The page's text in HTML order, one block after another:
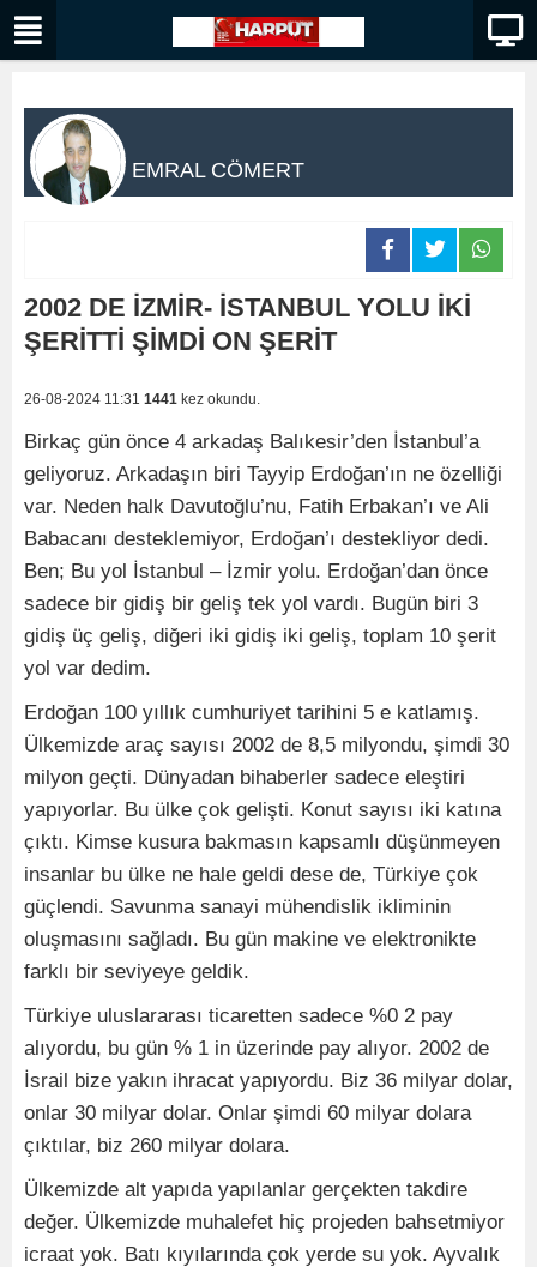
EMRAL CÖMERT
2002 DE İZMİR- İSTANBUL YOLU İKİ
ŞERİTTİ ŞİMDİ ON ŞERİT
26-08-2024 11:31 1441 kez okundu.
Birkaç gün önce 4 arkadaş Balıkesir’den İstanbul’a
geliyoruz. Arkadaşın biri Tayyip Erdoğan’ın ne özelliği
var. Neden halk Davutoğlu’nu, Fatih Erbakan’ı ve Ali
Babacanı desteklemiyor, Erdoğan’ı destekliyor dedi.
Ben; Bu yol İstanbul – İzmir yolu. Erdoğan’dan önce
sadece bir gidiş bir geliş tek yol vardı. Bugün biri 3
gidiş üç geliş, diğeri iki gidiş iki geliş, toplam 10 şerit
yol var dedim.
Erdoğan 100 yıllık cumhuriyet tarihini 5 e katlamış.
Ülkemizde araç sayısı 2002 de 8,5 milyondu, şimdi 30
milyon geçti. Dünyadan bihaberler sadece eleştiri
yapıyorlar. Bu ülke çok gelişti. Konut sayısı iki katına
çıktı. Kimse kusura bakmasın kapsamlı düşünmeyen
insanlar bu ülke ne hale geldi dese de, Türkiye çok
güçlendi. Savunma sanayi mühendislik ikliminin
oluşmasını sağladı. Bu gün makine ve elektronikte
farklı bir seviyeye geldik.
Türkiye uluslararası ticaretten sadece %0 2 pay
alıyordu, bu gün % 1 in üzerinde pay alıyor. 2002 de
İsrail bize yakın ihracat yapıyordu. Biz 36 milyar dolar,
onlar 30 milyar dolar. Onlar şimdi 60 milyar dolara
çıktılar, biz 260 milyar dolara.
Ülkemizde alt yapıda yapılanlar gerçekten takdire
değer. Ülkemizde muhalefet hiç projeden bahsetmiyor
icraat yok. Batı kıyılarında çok yerde su yok. Ayvalık